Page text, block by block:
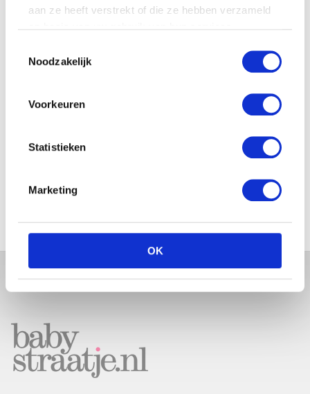
aan ze heeft verstrekt of die ze hebben verzameld
Noodzakelijk
Voorkeuren
Statistieken
Marketing
OK
WAAROM COMFORT
BELANGRIJKER WORDT NA JE
5X TIPS OM ALS KERSVERSE